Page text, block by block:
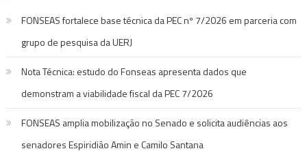
FONSEAS fortalece base técnica da PEC nº 7/2026 em parceria com
grupo de pesquisa da UERJ
Nota Técnica: estudo do Fonseas apresenta dados que
demonstram a viabilidade fiscal da PEC 7/2026
FONSEAS amplia mobilização no Senado e solicita audiências aos
senadores Espiridião Amin e Camilo Santana